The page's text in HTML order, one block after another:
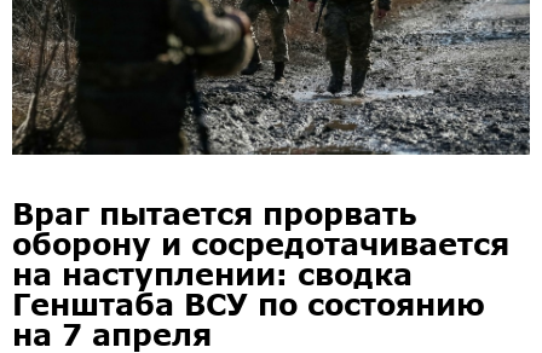
Враг пытается прорвать
оборону и сосредотачивается
на наступлении: сводка
Генштаба ВСУ по состоянию
на 7 апреля